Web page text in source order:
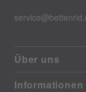
Über uns
Informationen